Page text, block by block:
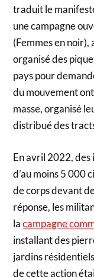
traduit le
une campagne
(Femmes en noir),
organisé des
pays pour
du mouvement
masse, organisé
distribué des
En avril 2022,
d’au moins 5 000
de corps devant
réponse, les
lacampagne
installant des
jardins
de cette action